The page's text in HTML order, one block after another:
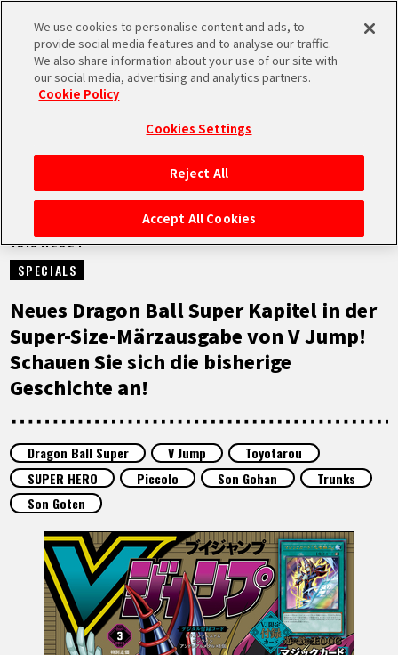
MEN
STARTSEITE
NEUES
HIGHLIGHTS
VIDEOS
INFOS
LANGUAGE
JP
EN FR DE ES
NEUES
19.01.2024
SPECIALS
Neues Dragon Ball Super Kapitel in der
Super-Size-Märzausgabe von V Jump!
Schauen Sie sich die bisherige
Geschichte an!
Dragon Ball Super V Jump
Toyotarou
SUPER HERO
Piccolo Son Gohan
Trunks
Son Goten
We use cookies to personalise content and ads, to
provide social media features and to analyse our traffic.
We also share information about your use of our site with
our social media, advertising and analytics partners.
Cookie Policy
Cookies Settings
Reject All
Accept All Cookies